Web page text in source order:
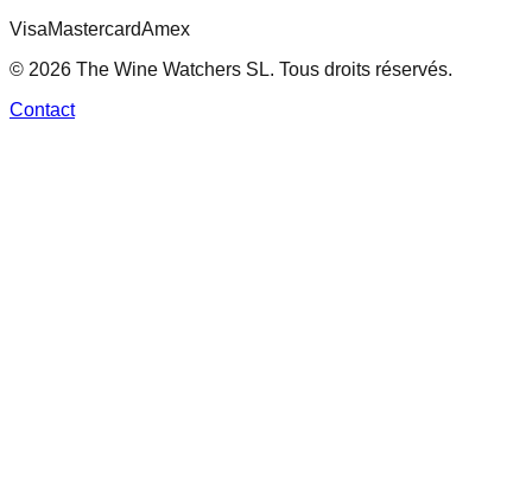
VisaMastercardAmex
© 2026 The Wine Watchers SL. Tous droits réservés.
Contact